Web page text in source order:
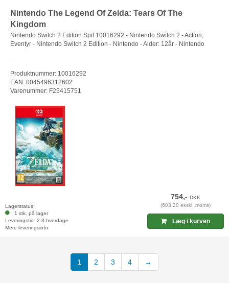
Nintendo The Legend Of Zelda: Tears Of The
Kingdom
Nintendo Switch 2 Edition Spil 10016292 - Nintendo Switch 2 - Action,
Eventyr - Nintendo Switch 2 Edition - Nintendo - Alder: 12år - Nintendo
Produktnummer: 10016292
EAN: 0045496312602
Varenummer: F25415751
Lagerstatus:
1 stk. på lager
Leveringstid: 2-3 hverdage
Mere leveringsinfo
754,-DKK
(603,20 ekskl. moms)
Læg i kurven
1 (current)
2 3 4 →